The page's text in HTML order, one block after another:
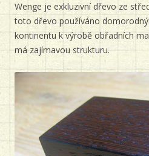
Wenge je exkluzivní dřevo ze
toto dřevo používáno
kontinentu k výrobě obřadních
má zajímavou strukturu.